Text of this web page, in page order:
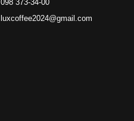
098 373-34-00
luxcoffee2024@gmail.com